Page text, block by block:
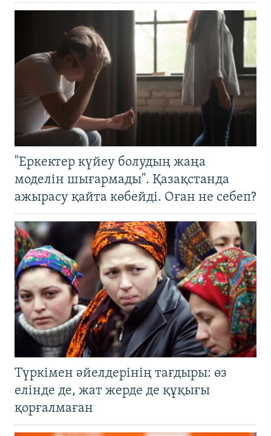
"Еркектер күйеу болудың жаңа
моделін шығармады". Қазақстанда
ажырасу қайта көбейді. Оған не себеп?
Түркімен әйелдерінің тағдыры: өз
елінде де, жат жерде де құқығы
қорғалмаған